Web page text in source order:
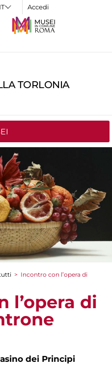
Accedi
TORLONIA
> Incontro con l’opera di
l’opera di
dei Principi